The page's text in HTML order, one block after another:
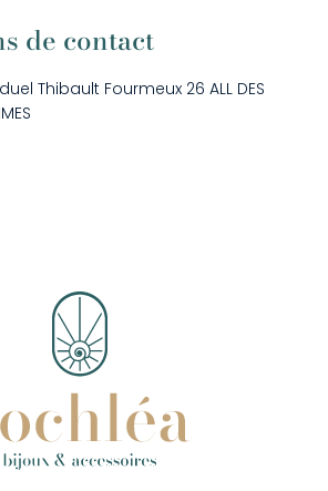
de contact
Thibault Fourmeux 26 ALL DES